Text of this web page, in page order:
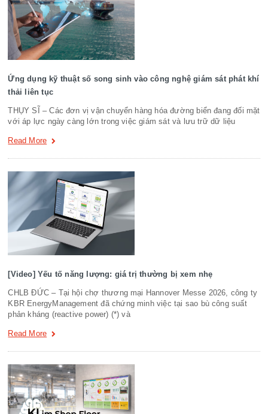
Ứng dụng kỹ thuật số song sinh vào công nghệ giám sát phát khí
thải liên tục
THỤY SĨ – Các đơn vị vận chuyển hàng hóa đường biển đang đối mặt
với áp lực ngày càng lớn trong việc giám sát và lưu trữ dữ liệu
Read More
[Video] Yếu tố năng lượng: giá trị thường bị xem nhẹ
CHLB ĐỨC – Tại hội chợ thương mại Hannover Messe 2026, công ty
KBR EnergyManagement đã chứng minh việc tại sao bù công suất
phản kháng (reactive power) (*) và
Read More